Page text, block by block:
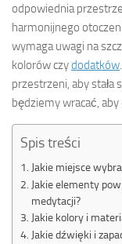
odpowiednia
harmonijnego
wymaga uwagi na
kolorów czydodatków
przestrzeni, aby stała
będziemy wracać,
Spis treści
Jakie miejsce
Jakie elementy
medytacji?
Jakie kolory i
Jakie dźwięki i